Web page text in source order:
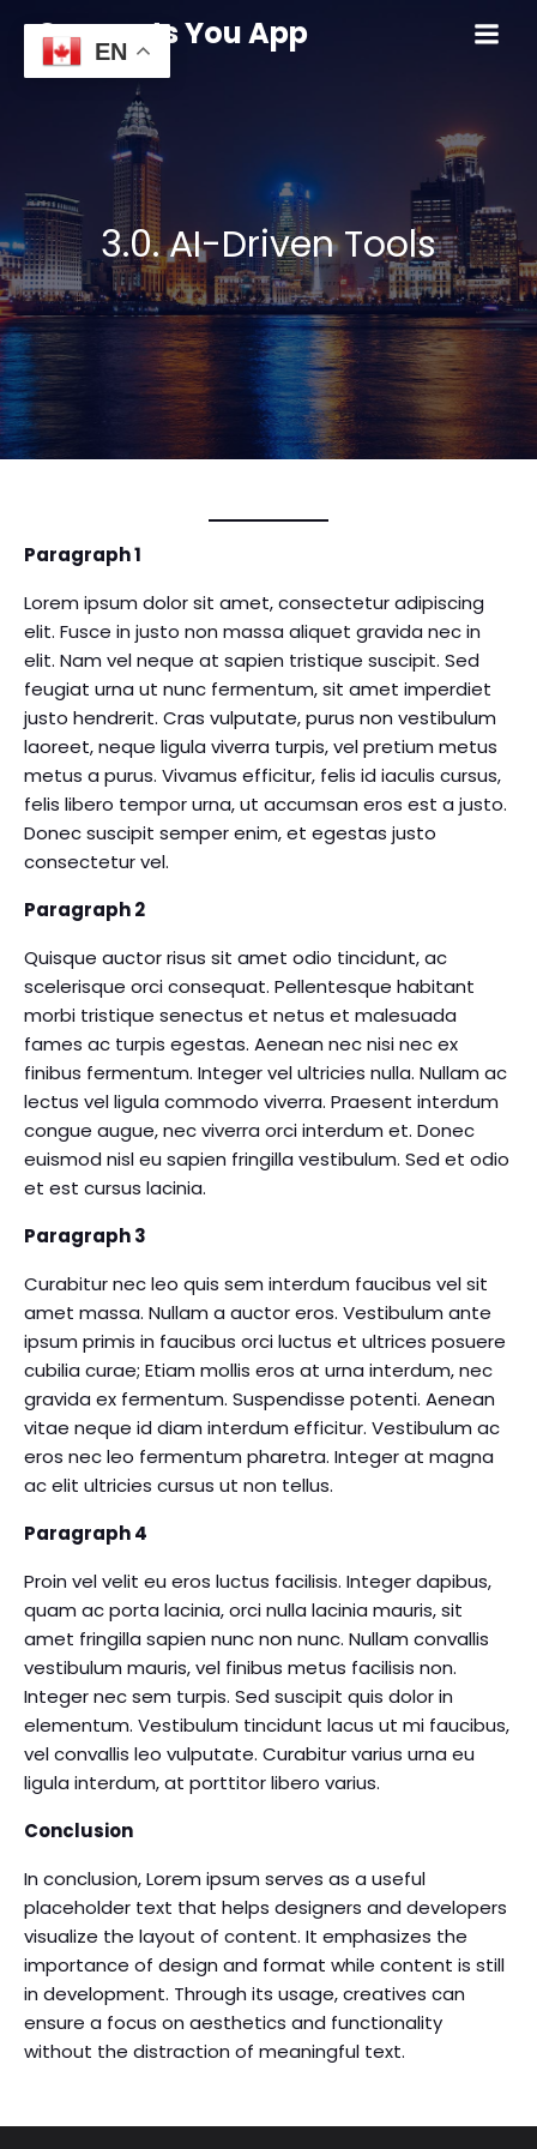
Connects You App
3.0. AI-Driven Tools
Paragraph 1
Lorem ipsum dolor sit amet, consectetur adipiscing
elit. Fusce in justo non massa aliquet gravida nec in
elit. Nam vel neque at sapien tristique suscipit. Sed
feugiat urna ut nunc fermentum, sit amet imperdiet
justo hendrerit. Cras vulputate, purus non vestibulum
laoreet, neque ligula viverra turpis, vel pretium metus
metus a purus. Vivamus efficitur, felis id iaculis cursus,
felis libero tempor urna, ut accumsan eros est a justo.
Donec suscipit semper enim, et egestas justo
consectetur vel.
Paragraph 2
Quisque auctor risus sit amet odio tincidunt, ac
scelerisque orci consequat. Pellentesque habitant
morbi tristique senectus et netus et malesuada
fames ac turpis egestas. Aenean nec nisi nec ex
finibus fermentum. Integer vel ultricies nulla. Nullam ac
lectus vel ligula commodo viverra. Praesent interdum
congue augue, nec viverra orci interdum et. Donec
euismod nisl eu sapien fringilla vestibulum. Sed et odio
et est cursus lacinia.
Paragraph 3
Curabitur nec leo quis sem interdum faucibus vel sit
amet massa. Nullam a auctor eros. Vestibulum ante
ipsum primis in faucibus orci luctus et ultrices posuere
cubilia curae; Etiam mollis eros at urna interdum, nec
gravida ex fermentum. Suspendisse potenti. Aenean
vitae neque id diam interdum efficitur. Vestibulum ac
eros nec leo fermentum pharetra. Integer at magna
ac elit ultricies cursus ut non tellus.
Paragraph 4
Proin vel velit eu eros luctus facilisis. Integer dapibus,
quam ac porta lacinia, orci nulla lacinia mauris, sit
amet fringilla sapien nunc non nunc. Nullam convallis
vestibulum mauris, vel finibus metus facilisis non.
Integer nec sem turpis. Sed suscipit quis dolor in
elementum. Vestibulum tincidunt lacus ut mi faucibus,
vel convallis leo vulputate. Curabitur varius urna eu
ligula interdum, at porttitor libero varius.
Conclusion
In conclusion, Lorem ipsum serves as a useful
placeholder text that helps designers and developers
visualize the layout of content. It emphasizes the
importance of design and format while content is still
in development. Through its usage, creatives can
ensure a focus on aesthetics and functionality
without the distraction of meaningful text.
EN